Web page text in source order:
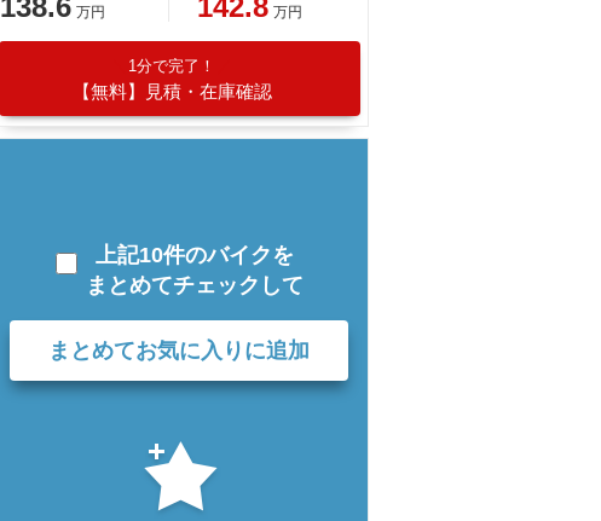
万円 万円
1分で完了！
【無料】見積・在庫確認
上記10件のバイクを
まとめてチェックして
まとめてお気に入りに追加